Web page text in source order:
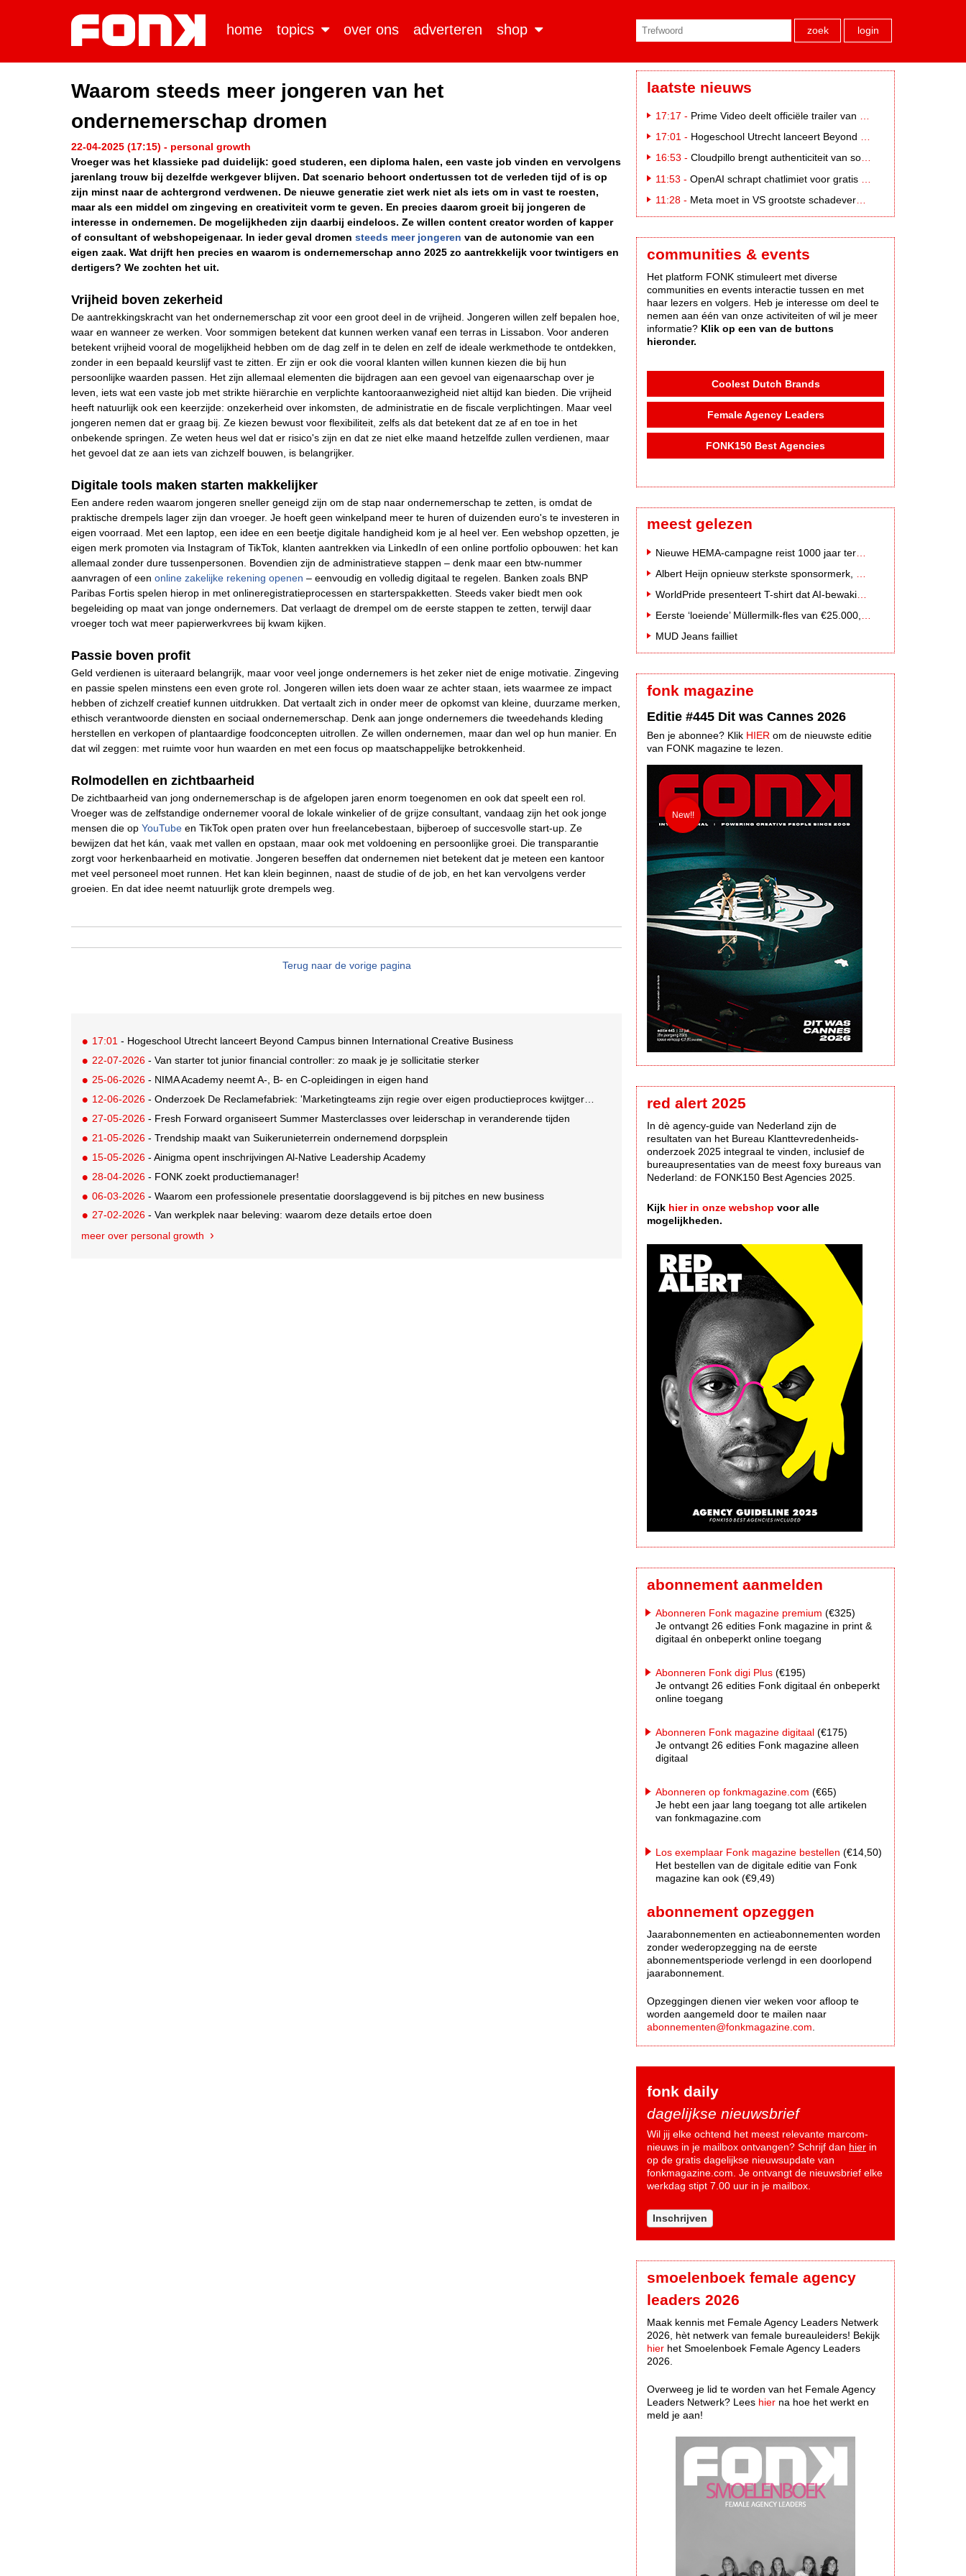
home topics over ons adverteren shop zoek login
Waarom steeds meer jongeren van het
ondernemerschap dromen
22-04-2025 (17:15) - personal growth
Vroeger was het klassieke pad duidelijk: goed studeren, een diploma halen, een vaste job vinden en vervolgens
jarenlang trouw bij dezelfde werkgever blijven. Dat scenario behoort ondertussen tot de verleden tijd of is op
zijn minst naar de achtergrond verdwenen. De nieuwe generatie ziet werk niet als iets om in vast te roesten,
maar als een middel om zingeving en creativiteit vorm te geven. En precies daarom groeit bij jongeren de
interesse in ondernemen. De mogelijkheden zijn daarbij eindeloos. Ze willen content creator worden of kapper
of consultant of webshopeigenaar. In ieder geval dromen steeds meer jongeren van de autonomie van een
eigen zaak. Wat drijft hen precies en waarom is ondernemerschap anno 2025 zo aantrekkelijk voor twintigers en
dertigers? We zochten het uit.
Vrijheid boven zekerheid
De aantrekkingskracht van het ondernemerschap zit voor een groot deel in de vrijheid. Jongeren willen zelf bepalen hoe,
waar en wanneer ze werken. Voor sommigen betekent dat kunnen werken vanaf een terras in Lissabon. Voor anderen
betekent vrijheid vooral de mogelijkheid hebben om de dag zelf in te delen en zelf de ideale werkmethode te ontdekken,
zonder in een bepaald keurslijf vast te zitten. Er zijn er ook die vooral klanten willen kunnen kiezen die bij hun
persoonlijke waarden passen. Het zijn allemaal elementen die bijdragen aan een gevoel van eigenaarschap over je
leven, iets wat een vaste job met strikte hiërarchie en verplichte kantooraanwezigheid niet altijd kan bieden. Die vrijheid
heeft natuurlijk ook een keerzijde: onzekerheid over inkomsten, de administratie en de fiscale verplichtingen. Maar veel
jongeren nemen dat er graag bij. Ze kiezen bewust voor flexibiliteit, zelfs als dat betekent dat ze af en toe in het
onbekende springen. Ze weten heus wel dat er risico's zijn en dat ze niet elke maand hetzelfde zullen verdienen, maar
het gevoel dat ze aan iets van zichzelf bouwen, is belangrijker.
Digitale tools maken starten makkelijker
Een andere reden waarom jongeren sneller geneigd zijn om de stap naar ondernemerschap te zetten, is omdat de
praktische drempels lager zijn dan vroeger. Je hoeft geen winkelpand meer te huren of duizenden euro's te investeren in
eigen voorraad. Met een laptop, een idee en een beetje digitale handigheid kom je al heel ver. Een webshop opzetten, je
eigen merk promoten via Instagram of TikTok, klanten aantrekken via LinkedIn of een online portfolio opbouwen: het kan
allemaal zonder dure tussenpersonen. Bovendien zijn de administratieve stappen – denk maar een btw-nummer
aanvragen of een online zakelijke rekening openen – eenvoudig en volledig digitaal te regelen. Banken zoals BNP
Paribas Fortis spelen hierop in met onlineregistratieprocessen en starterspakketten. Steeds vaker biedt men ook
begeleiding op maat van jonge ondernemers. Dat verlaagt de drempel om de eerste stappen te zetten, terwijl daar
vroeger toch wat meer papierwerkvrees bij kwam kijken.
Passie boven profit
Geld verdienen is uiteraard belangrijk, maar voor veel jonge ondernemers is het zeker niet de enige motivatie. Zingeving
en passie spelen minstens een even grote rol. Jongeren willen iets doen waar ze achter staan, iets waarmee ze impact
hebben of zichzelf creatief kunnen uitdrukken. Dat vertaalt zich in onder meer de opkomst van kleine, duurzame merken,
ethisch verantwoorde diensten en sociaal ondernemerschap. Denk aan jonge ondernemers die tweedehands kleding
herstellen en verkopen of plantaardige foodconcepten uitrollen. Ze willen ondernemen, maar dan wel op hun manier. En
dat wil zeggen: met ruimte voor hun waarden en met een focus op maatschappelijke betrokkenheid.
Rolmodellen en zichtbaarheid
De zichtbaarheid van jong ondernemerschap is de afgelopen jaren enorm toegenomen en ook dat speelt een rol.
Vroeger was de zelfstandige ondernemer vooral de lokale winkelier of de grijze consultant, vandaag zijn het ook jonge
mensen die op YouTube en TikTok open praten over hun freelancebestaan, bijberoep of succesvolle start-up. Ze
bewijzen dat het kán, vaak met vallen en opstaan, maar ook met voldoening en persoonlijke groei. Die transparantie
zorgt voor herkenbaarheid en motivatie. Jongeren beseffen dat ondernemen niet betekent dat je meteen een kantoor
met veel personeel moet runnen. Het kan klein beginnen, naast de studie of de job, en het kan vervolgens verder
groeien. En dat idee neemt natuurlijk grote drempels weg.
Terug naar de vorige pagina
17:01 - Hogeschool Utrecht lanceert Beyond Campus binnen International Creative Business
22-07-2026 - Van starter tot junior financial controller: zo maak je je sollicitatie sterker
25-06-2026 - NIMA Academy neemt A-, B- en C-opleidingen in eigen hand
12-06-2026 - Onderzoek De Reclamefabriek: 'Marketingteams zijn regie over eigen productieproces kwijtgeraakt'
27-05-2026 - Fresh Forward organiseert Summer Masterclasses over leiderschap in veranderende tijden
21-05-2026 - Trendship maakt van Suikerunieterrein ondernemend dorpsplein
15-05-2026 - Ainigma opent inschrijvingen Al-Native Leadership Academy
28-04-2026 - FONK zoekt productiemanager!
06-03-2026 - Waarom een professionele presentatie doorslaggevend is bij pitches en new business
27-02-2026 - Van werkplek naar beleving: waarom deze details ertoe doen
meer over personal growth
laatste nieuws
17:17 - Prime Video deelt officiële trailer van L*VE KLEINE
17:01 - Hogeschool Utrecht lanceert Beyond Campus binnen International Creative Business
16:53 - Cloudpillo brengt authenticiteit van social naar tv
11:53 - OpenAI schrapt chatlimiet voor gratis ChatGPT-gebruikers
11:28 - Meta moet in VS grootste schadevergoeding ooit betalen: 567 miljoen dollar
communities & events
Het platform FONK stimuleert met diverse
communities en events interactie tussen en met
haar lezers en volgers. Heb je interesse om deel te
nemen aan één van onze activiteiten of wil je meer
informatie? Klik op een van de buttons
hieronder.
Coolest Dutch Brands
Female Agency Leaders
FONK150 Best Agencies
meest gelezen
MUD Jeans failliet
fonk magazine
Editie #445 Dit was Cannes 2026
Ben je abonnee? Klik HIER om de nieuwste editie
van FONK magazine te lezen.
red alert 2025
In dè agency-guide van Nederland zijn de
resultaten van het Bureau Klanttevredenheids-
onderzoek 2025 integraal te vinden, inclusief de
bureaupresentaties van de meest foxy bureaus van
Nederland: de FONK150 Best Agencies 2025.
Kijk hier in onze webshop voor alle
mogelijkheden.
abonnement aanmelden
Abonneren Fonk magazine premium (€325)
Je ontvangt 26 edities Fonk magazine in print &
digitaal én onbeperkt online toegang
Abonneren Fonk digi Plus (€195)
Je ontvangt 26 edities Fonk digitaal én onbeperkt
online toegang
Abonneren Fonk magazine digitaal (€175)
Je ontvangt 26 edities Fonk magazine alleen
digitaal
Abonneren op fonkmagazine.com (€65)
Je hebt een jaar lang toegang tot alle artikelen
van fonkmagazine.com
Los exemplaar Fonk magazine bestellen (€14,50)
Het bestellen van de digitale editie van Fonk
magazine kan ook (€9,49)
abonnement opzeggen
Jaarabonnementen en actieabonnementen worden
zonder wederopzegging na de eerste
abonnementsperiode verlengd in een doorlopend
jaarabonnement.
Opzeggingen dienen vier weken voor afloop te
worden aangemeld door te mailen naar
abonnementen@fonkmagazine.com
fonk daily
dagelijkse nieuwsbrief
Wil jij elke ochtend het meest relevante marcom-
nieuws in je mailbox ontvangen? Schrijf dan hier in
op de gratis dagelijkse nieuwsupdate van
fonkmagazine.com. Je ontvangt de nieuwsbrief elke
werkdag stipt 7.00 uur in je mailbox.
Inschrijven
smoelenboek female agency
leaders 2026
Maak kennis met Female Agency Leaders Netwerk
2026, hèt netwerk van female bureauleiders! Bekijk
hier het Smoelenboek Female Agency Leaders
2026.
Overweeg je lid te worden van het Female Agency
Leaders Netwerk? Lees hier na hoe het werkt en
meld je aan!